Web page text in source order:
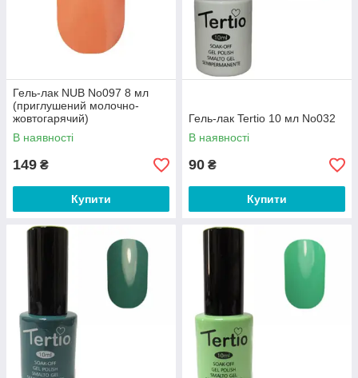
Гель-лак NUB No097 8 мл
(приглушений молочно-
жовтогарячий)
В наявності
149 ₴
Купити
Гель-лак Tertio 10 мл No032
В наявності
90 ₴
Купити